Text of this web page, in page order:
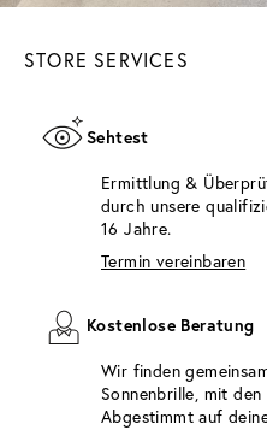
STORE SERVICES
Sehtest
Ermittlung &
durch unsere
16 Jahre.
Termin vereinbaren
Kostenlose Beratung
Wir finden
Sonnenbrille, mit
Abgestimmt auf